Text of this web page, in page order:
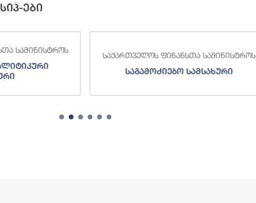
ები
სამინისტროს
საქართველოს ფინანსთა სამინისტროს
საგამოძიებო სამსახური